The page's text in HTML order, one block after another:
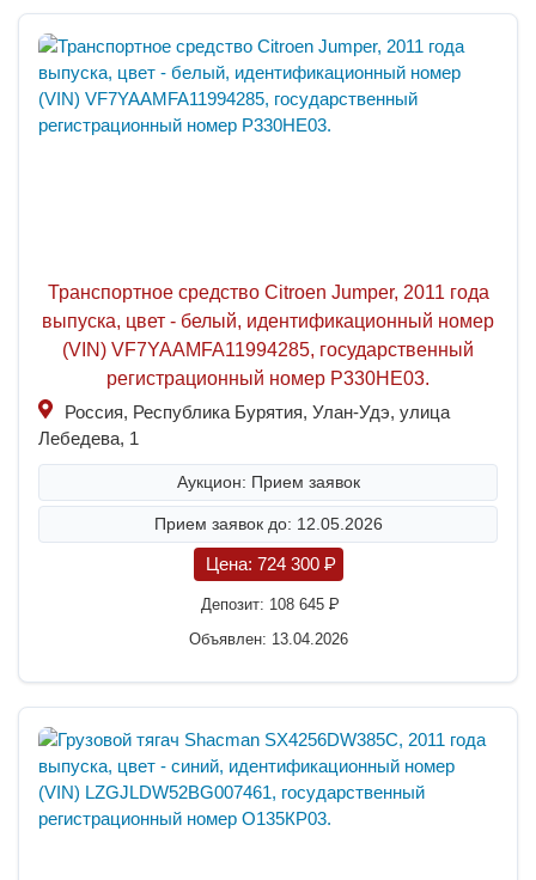
Транспортное средство Citroen Jumper, 2011 года
выпуска, цвет - белый, идентификационный номер
(VIN) VF7YAAMFA11994285, государственный
регистрационный номер P330HE03.
Россия, Республика Бурятия, Улан-Удэ, улица
Лебедева, 1
Аукцион: Прием заявок
Прием заявок до: 12.05.2026
Цена: 724 300 P
Депозит: 108 645 P
Объявлен: 13.04.2026